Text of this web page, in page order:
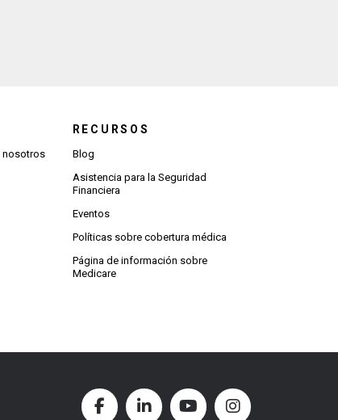
nosotros
RECURSOS
Blog
Asistencia para la Seguridad
Financiera
Eventos
Políticas sobre cobertura médica
Página de información sobre
Medicare
Facebook (Opens in new
LinkedIn (Opens in new
YouTube (Opens
Instagram